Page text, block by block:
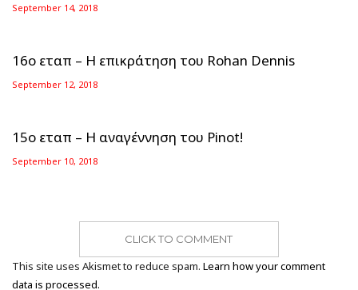
September 14, 2018
16ο εταπ – Η επικράτηση του Rohan Dennis
September 12, 2018
15ο εταπ – Η αναγέννηση του Pinot!
September 10, 2018
CLICK TO COMMENT
This site uses Akismet to reduce spam. Learn how your comment
data is processed.